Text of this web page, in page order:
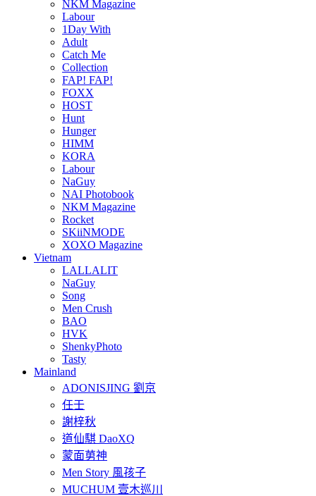
NKM Magazine
Labour
1Day With
Adult
Catch Me
Collection
FAP! FAP!
FOXX
HOST
Hunt
Hunger
HIMM
KORA
Labour
NaGuy
NAI Photobook
NKM Magazine
Rocket
SKiiNMODE
XOXO Magazine
Vietnam
LALLALIT
NaGuy
Song
Men Crush
BAO
HVK
ShenkyPhoto
Tasty
Mainland
ADONISJING 劉京
任壬
謝梓秋
道仙騏 DaoXQ
蒙面莮神
Men Story 風孩子
MUCHUM 壹木巡川